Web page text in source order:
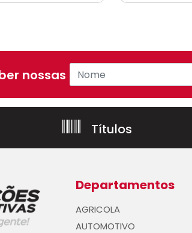
nossas ofertas!
Títulos
Departamentos
AGRICOLA
AUTOMOTIVO